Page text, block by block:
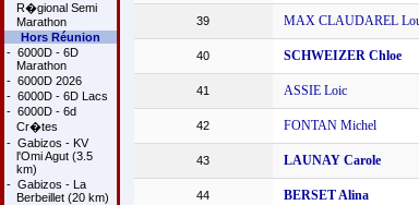
R�gional Semi
Marathon
Hors Réunion
- 6000D - 6D
Marathon
- 6000D 2026
- 6000D - 6D Lacs
- 6000D - 6d
Cr�tes
- Gabizos - KV
l'Omi Agut (3.5
km)
- Gabizos - La
Berbeillet (20 km)
39 MAX CLAUDAREL
40 SCHWEIZER Chloe
41 ASSIE Loic
42 FONTAN Michel
43 LAUNAY Carole
44 BERSET Alina